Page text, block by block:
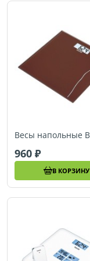
960
В КОРЗИНУ